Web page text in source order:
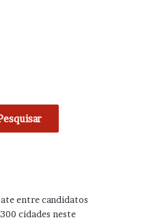
entre candidatos
cidades neste